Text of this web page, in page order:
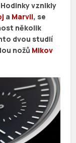
vznikly
a Marvil, se
několik
dvou studií
nožů Mikov